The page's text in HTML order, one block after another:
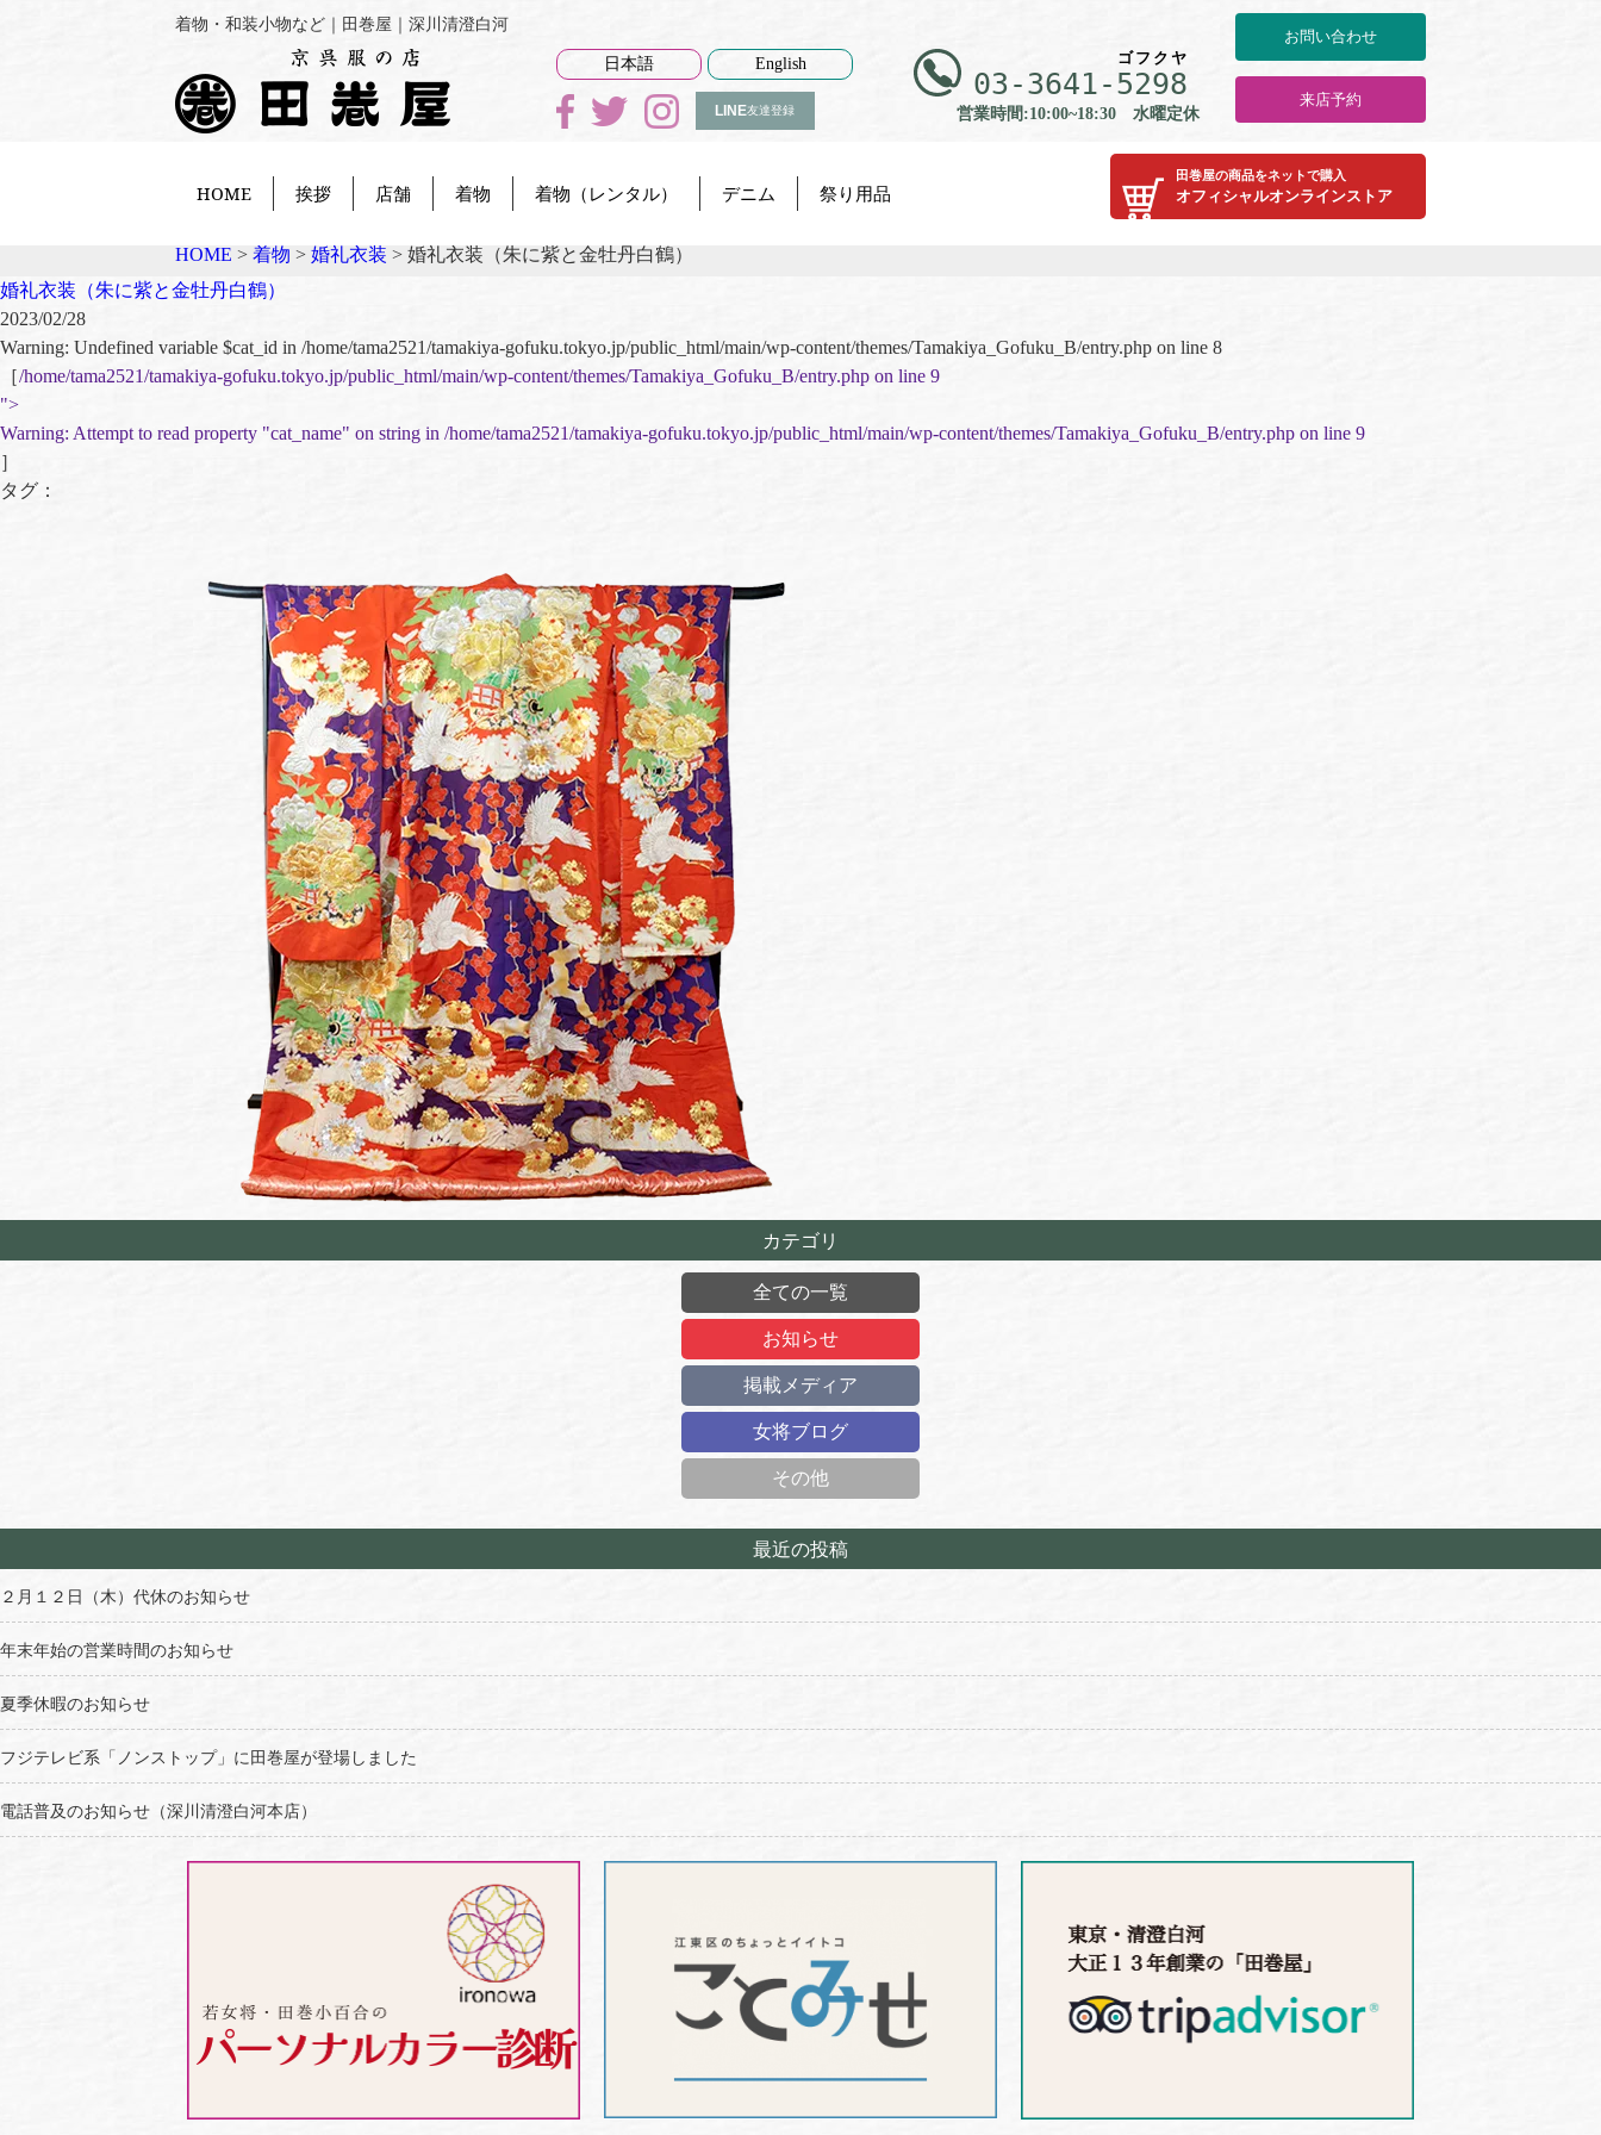
着物・和装小物など｜田巻屋｜深川清澄白河
日本語 English
LINE友達登録
03-3641-5
ゴ
2
フ
9
ク
8
ヤ
営業時間:10:00~18:30 水曜定休
来店予約
お問い合わせ
HOME 挨拶 店舗 着物 着物（レンタル） デニム 祭り用品
田巻屋の商品をネットで購入
オフィシャルオンラインストア
HOME > 着物 > 婚礼衣装 > 婚礼衣装（朱に紫と金牡丹白鶴）
婚礼衣装（朱に紫と金牡丹白鶴）
2023/02/28
Warning: Undefined variable $cat_id in /home/tama2521/tamakiya-gofuku.tokyo.jp/public_html/main/wp-content/themes/Tamakiya_Gofuku_B/entry.php on line 8
［/home/tama2521/tamakiya-gofuku.tokyo.jp/public_html/main/wp-content/themes/Tamakiya_Gofuku_B/entry.php on line 9
">
Warning: Attempt to read property "cat_name" on string in /home/tama2521/tamakiya-gofuku.tokyo.jp/public_html/main/wp-content/themes/Tamakiya_Gofuku_B/entry.php on line 9
］
タグ：
カテゴリ
全ての一覧
お知らせ
掲載メディア
女将ブログ
その他
最近の投稿
２月１２日（木）代休のお知らせ
年末年始の営業時間のお知らせ
夏季休暇のお知らせ
フジテレビ系「ノンストップ」に田巻屋が登場しました
電話普及のお知らせ（深川清澄白河本店）